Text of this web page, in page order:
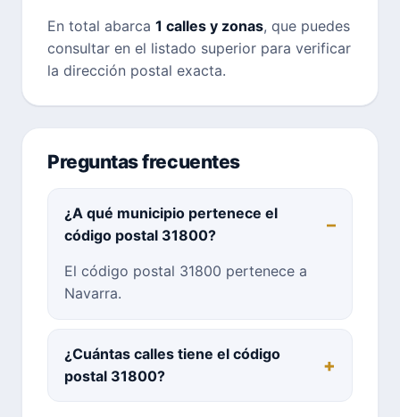
En total abarca 1 calles y zonas, que puedes
consultar en el listado superior para verificar
la dirección postal exacta.
Preguntas frecuentes
¿A qué municipio pertenece el
código postal 31800?
El código postal 31800 pertenece a
Navarra.
¿Cuántas calles tiene el código
postal 31800?